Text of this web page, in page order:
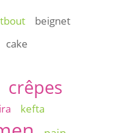
beignet
cake
crêpes
kefta